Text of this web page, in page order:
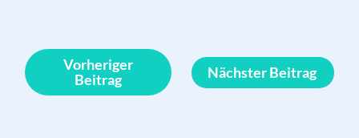
Vorheriger
Beitrag
Nächster Beitrag